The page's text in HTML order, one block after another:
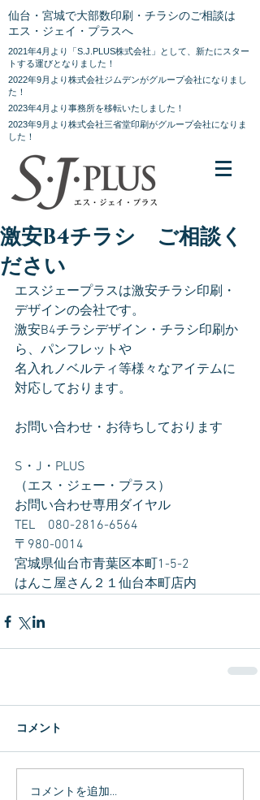
仙台・宮城で大部数印刷・チラシのご相談は
エス・ジェイ・プラスへ
2021年4月より「S.J.PLUS株式会社」として、新たにスター
トする運びとなりました！
2022年9月より株式会社ジムデンがグループ会社になりまし
た！
2023年4月より事務所を移転いたしました！
2023年9月より株式会社三省堂印刷がグループ会社になりま
した！
激安B4チラシ ご相談く
ださい
エスジェープラスは激安チラシ印刷・
デザインの会社です。
激安B4チラシデザイン・チラシ印刷か
ら、パンフレットや
名入れノベルティ等様々なアイテムに
対応しております。
お問い合わせ・お待ちしております
S・J・PLUS
（エス・ジェー・プラス）
お問い合わせ専用ダイヤル
TEL　080-2816-6564
〒980-0014
宮城県仙台市青葉区本町1-5-2
はんこ屋さん２１仙台本町店内
コメント
コメントを追加…